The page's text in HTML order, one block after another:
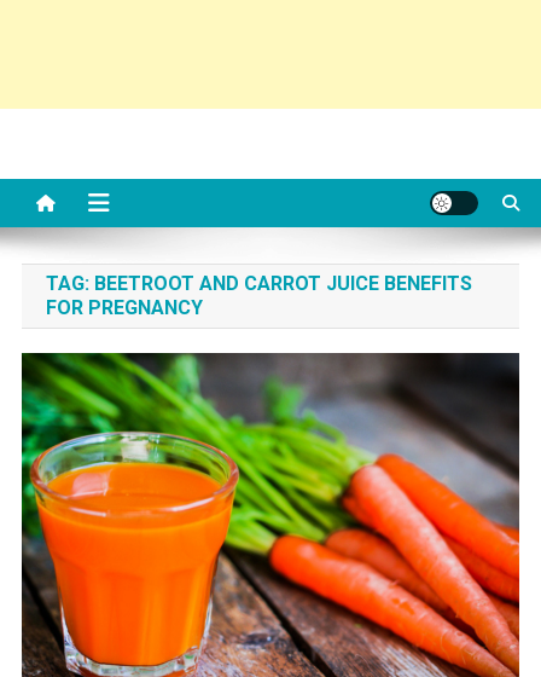
TAG: BEETROOT AND CARROT JUICE BENEFITS
FOR PREGNANCY